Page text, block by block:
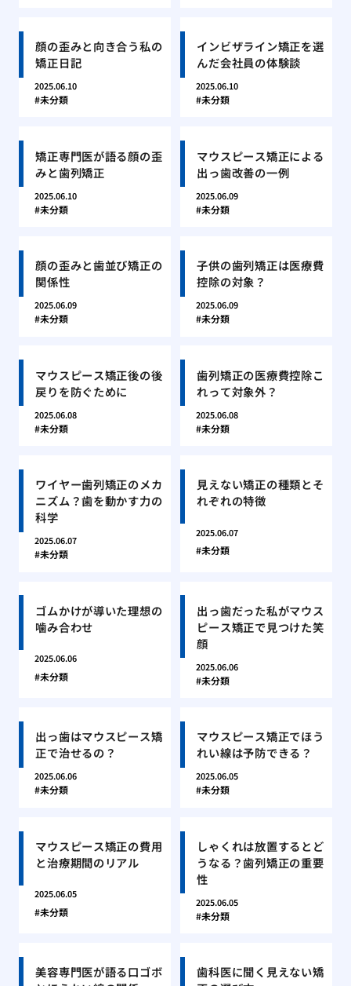
顔の歪みと向き合う私の
矯正日記
2025.06.10
未分類
インビザライン矯正を選
んだ会社員の体験談
2025.06.10
未分類
矯正専門医が語る顔の歪
みと歯列矯正
2025.06.10
未分類
マウスピース矯正による
出っ歯改善の一例
2025.06.09
未分類
顔の歪みと歯並び矯正の
関係性
2025.06.09
未分類
子供の歯列矯正は医療費
控除の対象？
2025.06.09
未分類
マウスピース矯正後の後
戻りを防ぐために
2025.06.08
未分類
歯列矯正の医療費控除こ
れって対象外？
2025.06.08
未分類
ワイヤー歯列矯正のメカ
ニズム？歯を動かす力の
科学
2025.06.07
未分類
見えない矯正の種類とそ
れぞれの特徴
2025.06.07
未分類
ゴムかけが導いた理想の
噛み合わせ
2025.06.06
未分類
出っ歯だった私がマウス
ピース矯正で見つけた笑
顔
2025.06.06
未分類
出っ歯はマウスピース矯
正で治せるの？
2025.06.06
未分類
マウスピース矯正でほう
れい線は予防できる？
2025.06.05
未分類
マウスピース矯正の費用
と治療期間のリアル
2025.06.05
未分類
しゃくれは放置するとど
うなる？歯列矯正の重要
性
2025.06.05
未分類
美容専門医が語る口ゴボ
歯科医に聞く見えない矯